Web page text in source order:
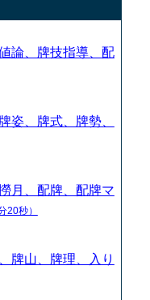
論、牌技指導、配
姿、牌式、牌勢、
月、配牌、配牌マ
20秒）
牌山、牌理、入り